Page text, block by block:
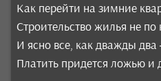
Как перейти на зимние
Строительство жилья не по
И ясно все, как дважды два
Платить придется ложью